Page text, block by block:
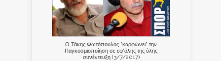
Ο Τάκης Φωτόπουλος "καρφώνει" την
Παγκοσμιοποίηση σε εφ'όλης της ύλης
συνέντευξη (3/7/2017)